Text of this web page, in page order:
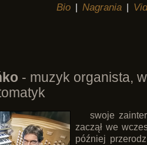
Bio| Nagrania|
- muzyk organista,
swoje
zaczął we
później